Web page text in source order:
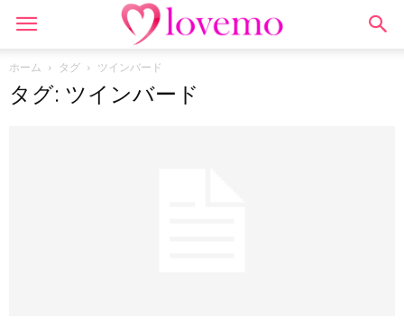
ホーム タグ ツインバード
タグ: ツインバード